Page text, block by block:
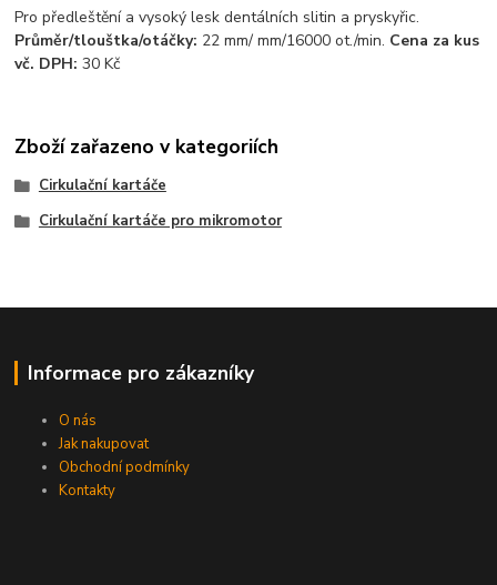
Pro předleštění a vysoký lesk dentálních slitin a pryskyřic.
Průměr/tlouštka/otáčky: 22 mm/ mm/16000 ot./min. Cena za kus
vč. DPH: 30 Kč
Zboží zařazeno v kategoriích
Cirkulační kartáče
Cirkulační kartáče pro mikromotor
Informace pro zákazníky
O nás
Jak nakupovat
Obchodní podmínky
Kontakty